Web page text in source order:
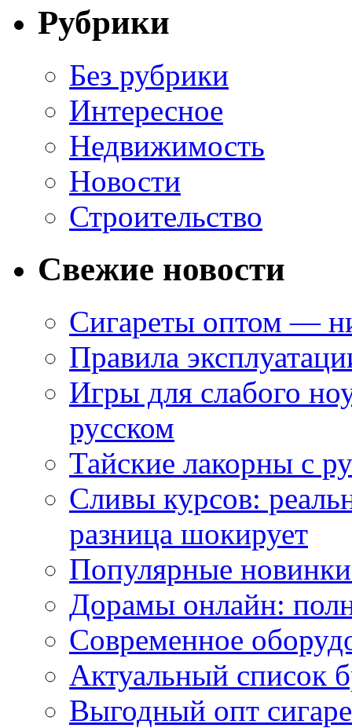
Рубрики
Без рубрики
Интересное
Недвижимость
Новости
Строительство
Свежие новости
Сигареты оптом —
Правила
Игры для слабого
русском
Тайские лакорны с
Сливы курсов:
разница шокирует
Популярные
Дорамы онлайн:
Современное
Актуальный список
Выгодный опт